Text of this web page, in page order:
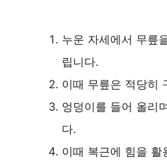
누운 자세에서 무릎
립니다.
이때 무릎은 적당히
엉덩이를 들어 올리
다.
이때 복근에 힘을 활